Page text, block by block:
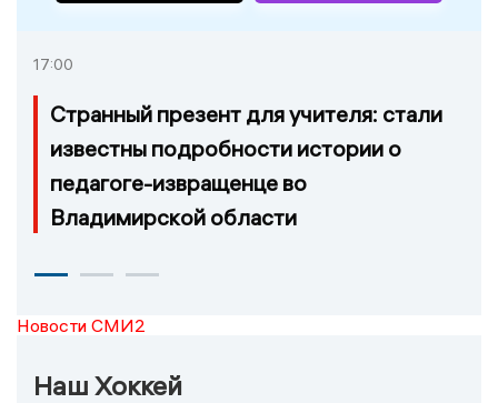
17:00
Странный презент для учителя: стали
известны подробности истории о
педагоге-извращенце во
Владимирской области
Новости СМИ2
Наш Хоккей